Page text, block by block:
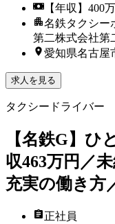
【年収】400
名鉄タクシー
第二株式会社第
愛知県名古屋
求人を見る
タクシードライバー
【名鉄G】ひ
収463万円／
充実の働き方
正社員